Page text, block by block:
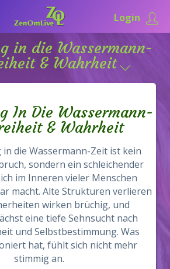
Login
in die Wassermann-
& Wahrheit
In Die Wassermann-
& Wahrheit
die Wassermann-Zeit ist kein
sondern ein schleichender
im Inneren vieler Menschen
macht. Alte Strukturen verlieren
wirken brüchig, und
eine tiefe Sehnsucht nach
und Selbstbestimmung. Was
hat, fühlt sich nicht mehr
stimmig an.